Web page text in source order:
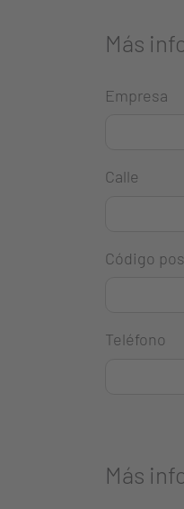
Más
Empresa
Calle
Código
Teléfono
Más